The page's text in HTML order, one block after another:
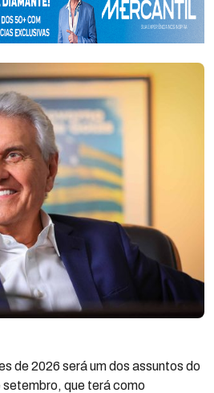
de 2026 será um dos assuntos do
que terá como